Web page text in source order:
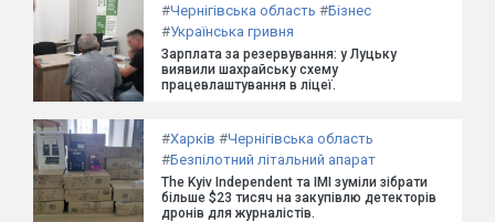
#Чернігівська область #Бізнес
#Українська гривня
Зарплата за резервування: у Луцьку
виявили шахрайську схему
працевлаштування в ліцеї.
#Харків #Чернігівська область
#Безпілотний літальний апарат
The Kyiv Independent та ІМІ зуміли зібрати
більше $23 тисяч на закупівлю детекторів
дронів для журналістів.